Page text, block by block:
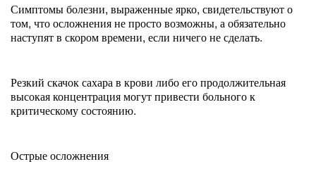
Симптомы болезни, выраженные ярко, свидетельствуют о
том, что осложнения не просто возможны, а обязательно
наступят в скором времени, если ничего не сделать.
Резкий скачок сахара в крови либо его продолжительная
высокая концентрация могут привести больного к
критическому состоянию.
Острые осложнения